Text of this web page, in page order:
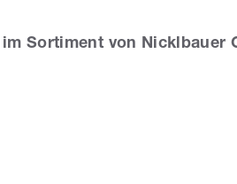
Sortiment von Nicklbauer